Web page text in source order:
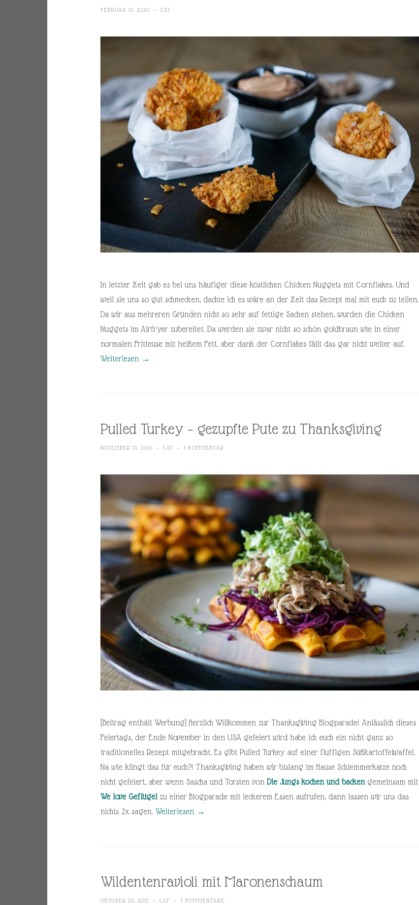
FEBRUAR 15, 2020 ~ CAT
In letzter Zeit gab es bei uns häufiger diese köstlichen Chicken Nuggets mit Cornflakes. Und
weil sie uns so gut schmecken, dachte ich es wäre an der Zeit das Rezept mal mit euch zu teilen.
Da wir aus mehreren Gründen nicht so sehr auf fettige Sachen stehen, wurden die Chicken
Nuggets im Airfryer zubereitet. Da werden sie zwar nicht so schön goldbraun wie in einer
normalen Fritteuse mit heißem Fett, aber dank der Cornflakes fällt das gar nicht weiter auf.
Weiterlesen →
Pulled Turkey – gezupfte Pute zu Thanksgiving
NOVEMBER 15, 2019 ~ CAT ~ 1 KOMMENTAR
[Beitrag enthält Werbung] Herzlich Willkommen zur Thanksgiving Blogparade! Anlässlich dieses
Feiertags, der Ende November in den USA gefeiert wird habe ich euch ein nicht ganz so
traditionelles Rezept mitgebracht. Es gibt Pulled Turkey auf einer fluffigen Süßkartoffelwaffel.
Na wie klingt das für euch?! Thanksgiving haben wir bislang im Hause Schlemmerkatze noch
nicht gefeiert, aber wenn Sascha und Torsten von Die Jungs kochen und backengemeinsam mit
We love Geflügel zu einer Blogparade mit leckerem Essen aufrufen, dann lassen wir uns das
nichts 2x sagen. Weiterlesen →
Wildentenravioli mit Maronenschaum
OKTOBER 20, 2017 ~ CAT ~ 7 KOMMENTARE